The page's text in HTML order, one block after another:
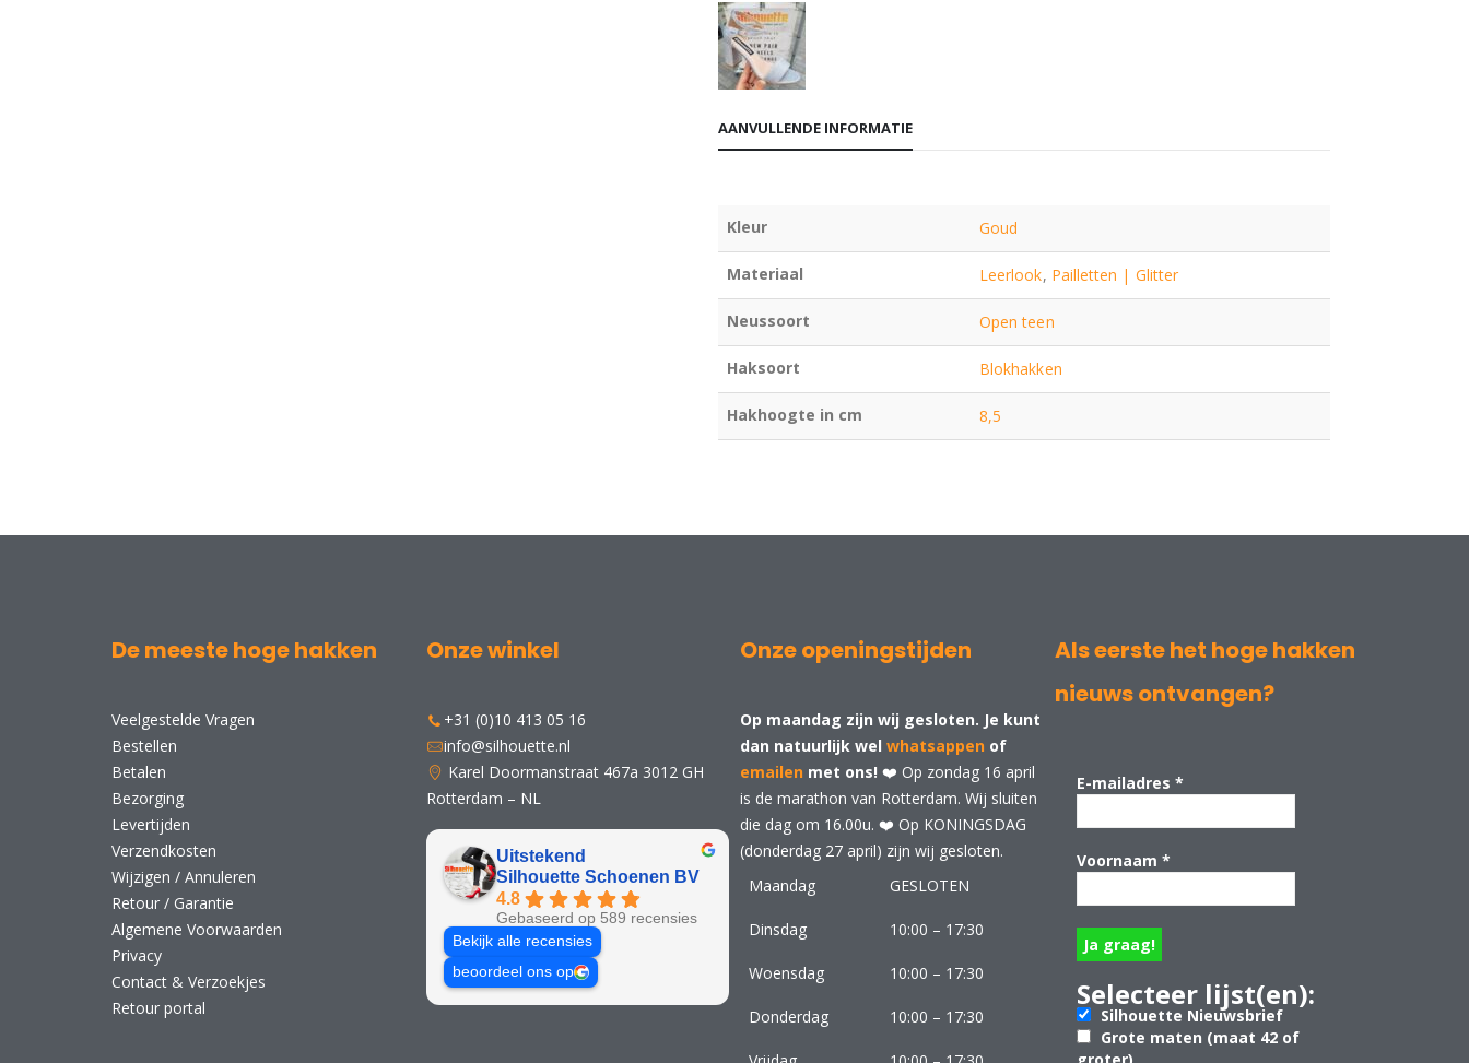
AANVULLENDE INFORMATIE
Kleur Goud
Materiaal Leerlook, Pailletten | Glitter
Neussoort Open teen
Haksoort Blokhakken
Hakhoogte in cm 8,5
De meeste hoge hakken
Veelgestelde Vragen
Bestellen
Betalen
Bezorging
Levertijden
Verzendkosten
Wijzigen / Annuleren
Retour / Garantie
Algemene Voorwaarden
Privacy
Contact & Verzoekjes
Retour portal
Onze winkel
+31 (0)10 413 05 16
info@silhouette.nl
Karel Doormanstraat 467a 3012 GH
Rotterdam – NL
Uitstekend
Silhouette Schoenen BV
4.8
Gebaseerd op 589 recensies
Bekijk alle recensies
beoordeel ons op
Onze openingstijden
Op maandag zijn wij gesloten. Je kunt
dan natuurlijk wel whatsappen of
emailen met ons! ❤️ Op zondag 16 april
is de marathon van Rotterdam. Wij sluiten
die dag om 16.00u. ❤️ Op KONINGSDAG
(donderdag 27 april) zijn wij gesloten.
Maandag
GESLOTEN
Dinsdag 10:00 – 17:30
Woensdag 10:00 – 17:30
Donderdag 10:00 – 17:30
Als eerste het hoge hakken
nieuws ontvangen?
E-mailadres *
Voornaam *
Selecteer lijst(en):
Silhouette Nieuwsbrief
Grote maten (maat 42 of